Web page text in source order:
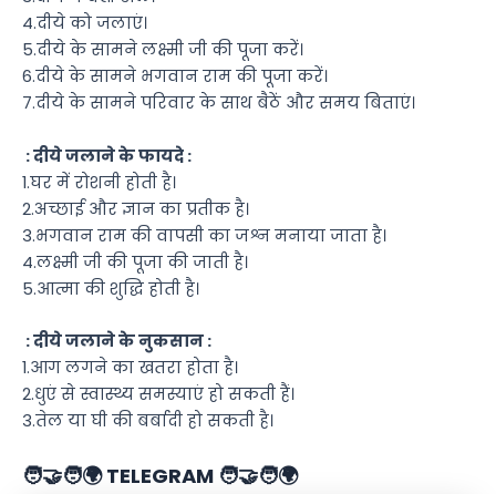
4.दीये को जलाएं।
5.दीये के सामने लक्ष्मी जी की पूजा करें।
6.दीये के सामने भगवान राम की पूजा करें।
7.दीये के सामने परिवार के साथ बैठें और समय बिताएं।
: दीये जलाने के फायदे :
1.घर में रोशनी होती है।
2.अच्छाई और ज्ञान का प्रतीक है।
3.भगवान राम की वापसी का जश्न मनाया जाता है।
4.लक्ष्मी जी की पूजा की जाती है।
5.आत्मा की शुद्धि होती है।
: दीये जलाने के नुकसान :
1.आग लगने का खतरा होता है।
2.धुएं से स्वास्थ्य समस्याएं हो सकती हैं।
3.तेल या घी की बर्बादी हो सकती है।
🧑‍🤝‍🧑🌍 TELEGRAM 🧑‍🤝‍🧑🌍